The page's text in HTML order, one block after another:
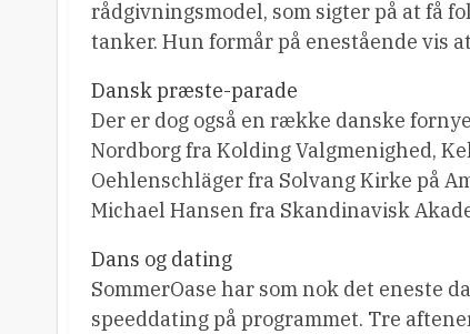
rådgivningsmodel, som sigter på at få
tanker. Hun formår på enestående vis
Dansk præste-parade
Der er dog også en række danske
Nordborg fra Kolding Valgmenighed,
Oehlenschläger fra Solvang Kirke på
Michael Hansen fra Skandinavisk
Dans og dating
SommerOase har som nok det eneste
speeddating på programmet. Tre